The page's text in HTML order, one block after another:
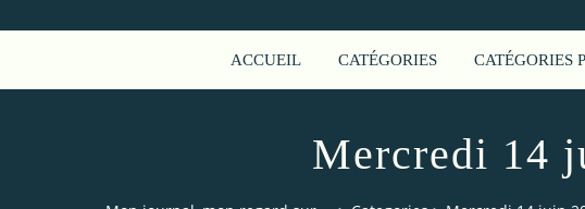
ACCUEIL CATÉGORIES CATÉGORIES
Mercredi 14